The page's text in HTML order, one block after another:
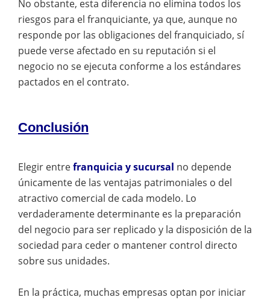
No obstante, esta diferencia no elimina todos los
riesgos para el franquiciante, ya que, aunque no
responde por las obligaciones del franquiciado, sí
puede verse afectado en su reputación si el
negocio no se ejecuta conforme a los estándares
pactados en el contrato.
Conclusión
Elegir entrefranquicia y sucursal no depende
únicamente de las ventajas patrimoniales o del
atractivo comercial de cada modelo. Lo
verdaderamente determinante es la preparación
del negocio para ser replicado y la disposición de la
sociedad para ceder o mantener control directo
sobre sus unidades.
En la práctica, muchas empresas optan por iniciar